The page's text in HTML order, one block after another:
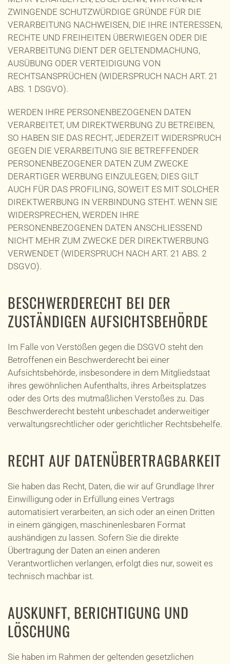
ZWINGENDE SCHUTZWÜRDIGE GRÜNDE FÜR DIE
VERARBEITUNG NACHWEISEN, DIE IHRE INTERESSEN,
RECHTE UND FREIHEITEN ÜBERWIEGEN ODER DIE
VERARBEITUNG DIENT DER GELTENDMACHUNG,
AUSÜBUNG ODER VERTEIDIGUNG VON
RECHTSANSPRÜCHEN (WIDERSPRUCH NACH ART. 21
ABS. 1 DSGVO).
WERDEN IHRE PERSONENBEZOGENEN DATEN
VERARBEITET, UM DIREKTWERBUNG ZU BETREIBEN,
SO HABEN SIE DAS RECHT, JEDERZEIT WIDERSPRUCH
GEGEN DIE VERARBEITUNG SIE BETREFFENDER
PERSONENBEZOGENER DATEN ZUM ZWECKE
DERARTIGER WERBUNG EINZULEGEN; DIES GILT
AUCH FÜR DAS PROFILING, SOWEIT ES MIT SOLCHER
DIREKTWERBUNG IN VERBINDUNG STEHT. WENN SIE
WIDERSPRECHEN, WERDEN IHRE
PERSONENBEZOGENEN DATEN ANSCHLIESSEND
NICHT MEHR ZUM ZWECKE DER DIREKTWERBUNG
VERWENDET (WIDERSPRUCH NACH ART. 21 ABS. 2
DSGVO).
BESCHWERDE­RECHT BEI DER
ZUSTÄNDIGEN AUFSICHTS­BEHÖRDE
Im Falle von Verstößen gegen die DSGVO steht den
Betroffenen ein Beschwerderecht bei einer
Aufsichtsbehörde, insbesondere in dem Mitgliedstaat
ihres gewöhnlichen Aufenthalts, ihres Arbeitsplatzes
oder des Orts des mutmaßlichen Verstoßes zu. Das
Beschwerderecht besteht unbeschadet anderweitiger
verwaltungsrechtlicher oder gerichtlicher Rechtsbehelfe.
RECHT AUF DATEN­ÜBERTRAG­BARKEIT
Sie haben das Recht, Daten, die wir auf Grundlage Ihrer
Einwilligung oder in Erfüllung eines Vertrags
automatisiert verarbeiten, an sich oder an einen Dritten
in einem gängigen, maschinenlesbaren Format
aushändigen zu lassen. Sofern Sie die direkte
Übertragung der Daten an einen anderen
Verantwortlichen verlangen, erfolgt dies nur, soweit es
technisch machbar ist.
AUSKUNFT, BERICHTIGUNG UND
LÖSCHUNG
Sie haben im Rahmen der geltenden gesetzlichen